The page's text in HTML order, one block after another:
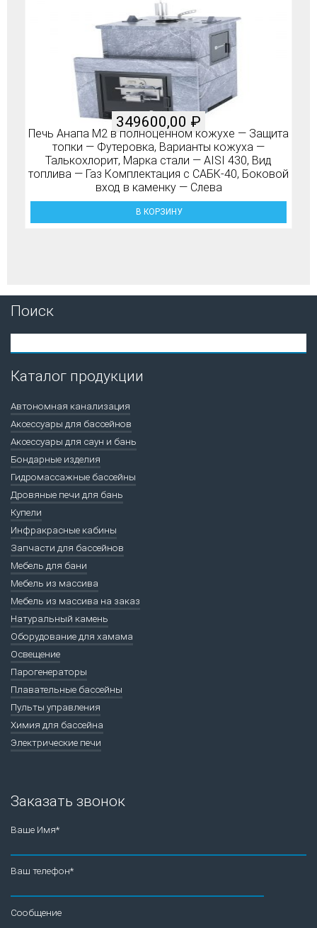
Печь Анапа М2 в полноценном кожухе — Защита
топки — Футеровка, Варианты кожуха —
Талькохлорит, Марка стали — AISI 430, Вид
топлива — Газ Комплектация с САБК-40, Боковой
вход в каменку — Слева
349600,00 ₽
В КОРЗИНУ
Поиск
Каталог продукции
Автономная канализация
Аксессуары для бассейнов
Аксессуары для саун и бань
Бондарные изделия
Гидромассажные бассейны
Дровяные печи для бань
Купели
Инфракрасные кабины
Запчасти для бассейнов
Мебель для бани
Мебель из массива
Мебель из массива на заказ
Натуральный камень
Оборудование для хамама
Освещение
Парогенераторы
Плавательные бассейны
Пульты управления
Химия для бассейна
Электрические печи
Заказать звонок
Ваше Имя*
Ваш телефон*
Сообщение